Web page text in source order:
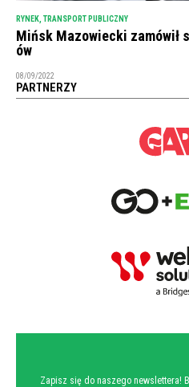
RYNEK TRANSPORT PUBLICZNY
Mińsk Mazowiecki zamówił
ów
08/09/2022
PARTNERZY
Zapisz się do naszego newslettera!